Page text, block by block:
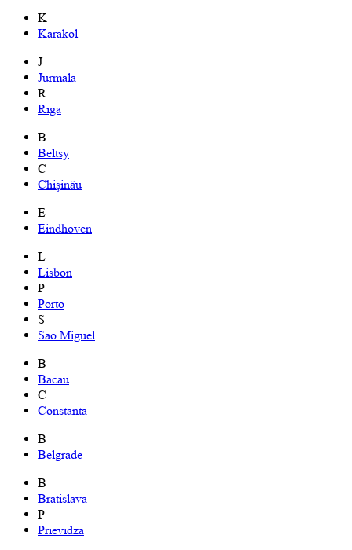
K
Karakol
J
Jurmala
R
Riga
B
Beltsy
C
Chișinău
E
Eindhoven
L
Lisbon
P
Porto
S
Sao Miguel
B
Bacau
C
Constanta
B
Belgrade
B
Bratislava
P
Prievidza